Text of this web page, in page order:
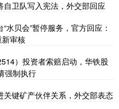
自卫队写入宪法，外交部回应
水贝会”暂停服务，官方回应：
审核
）投资者索赔启动，华铁股
强制执行
关键矿产伙伴关系，外交部表态